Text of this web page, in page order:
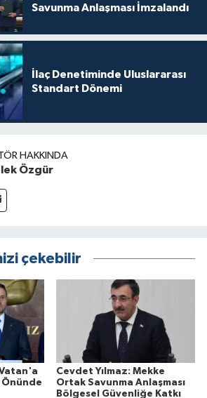
Savunma Anlaşması İmzalandı
İlaç Denetiminde Uluslararası
Standart Dönemi
HAKKINDA
Özgür
çekebilir
Önünde
Cevdet Yılmaz: Mekke
Ortak Savunma Anlaşması
Bölgesel Güvenliğe Katkı